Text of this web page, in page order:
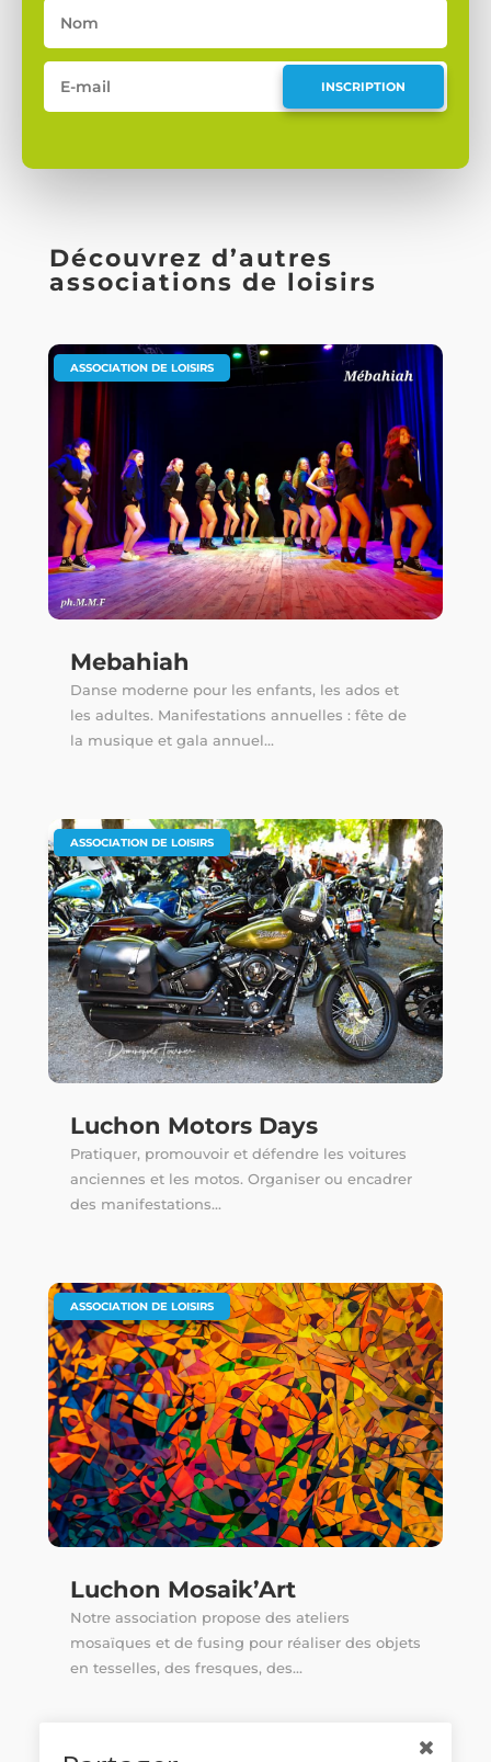
INSCRIPTION
Découvrez d’autres
associations de loisirs
Mebahiah
ASSOCIATION DE LOISIRS
Danse moderne pour les enfants, les ados et
les adultes. Manifestations annuelles : fête de
la musique et gala annuel...
Luchon Motors Days
ASSOCIATION DE LOISIRS
Pratiquer, promouvoir et défendre les voitures
anciennes et les motos. Organiser ou encadrer
des manifestations...
Luchon Mosaik’Art
ASSOCIATION DE LOISIRS
Notre association propose des ateliers
mosaïques et de fusing pour réaliser des objets
en tesselles, des fresques, des...